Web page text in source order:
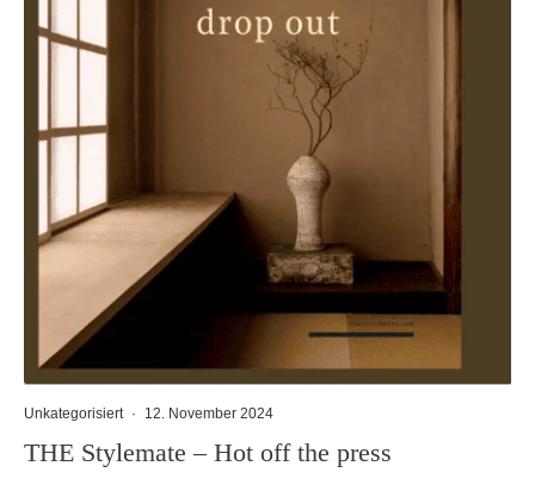
Unkategorisiert · 12. November 2024
THE Stylemate – Hot off the press